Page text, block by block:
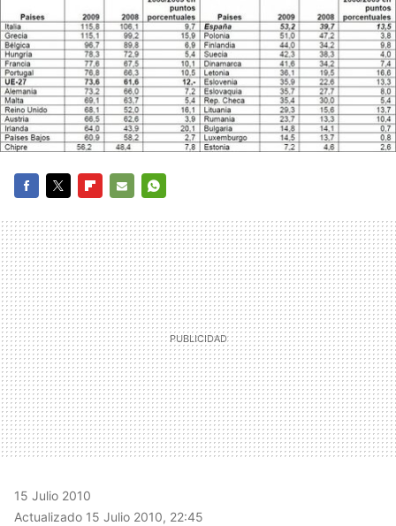
MAIL
15 Julio 2010
Actualizado 15 Julio 2010, 22:45